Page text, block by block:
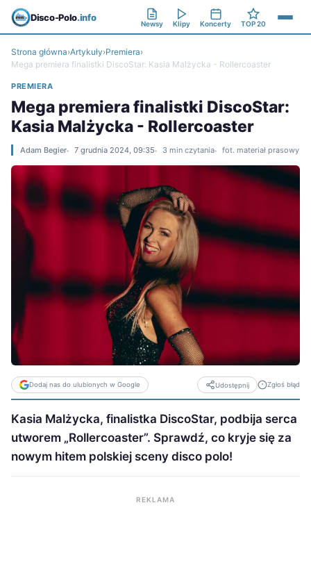
Disco-Polo.info
Newsy Klipy Koncerty TOP 20
Strona główna›Artykuły›Premiera›
Mega premiera finalistki DiscoStar: Kasia Malżycka - Rollercoaster
PREMIERA
Mega premiera finalistki DiscoStar:
Kasia Malżycka - Rollercoaster
Adam Begier 7 grudnia 2024, 09:35 3 min czytania fot. materiał prasowy
Dodaj nas do ulubionych w Google Udostępnij Zgłoś błąd
Kasia Malżycka, finalistka DiscoStar, podbija serca
utworem „Rollercoaster”. Sprawdź, co kryje się za
nowym hitem polskiej sceny disco polo!
REKLAMA